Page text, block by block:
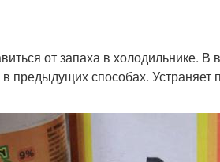
от запаха в холодильнике.
предыдущих способах. Устраняет